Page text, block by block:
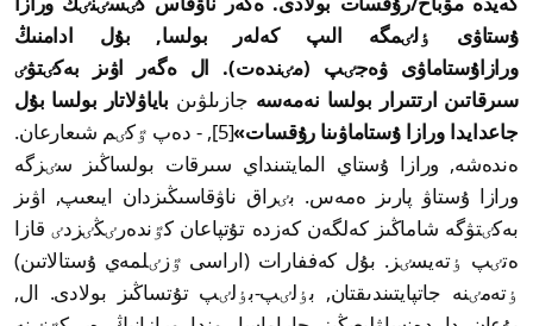
ۇستاۋى ٶلٸمگە الىپ كەلەر بولسا, بۇل ادامنىڭ
ورازاۇستاماۋى ۋەجٸپ (مٸندەت). ال ەگەر اۋىز بەكٸتۋٸ
سىرقاتىن ارتتىرار بولسا نەمەسە جازىلۋىن باياۋلاتار بولسا بۇل
جاعدايدا ورازا ۇستاماۋىنا رۇقسات» [5], - دەپ ٷكٸم شىعارعان.
ەندەشە, ورازا ۇستاي المايتىنداي سىرقات بولساڭىز سٸزگە
ورازا ۇستاۋ پارىز ەمەس. بٸراق ناۋقاسىڭىزدان ايىعىپ, اۋىز
بەكٸتۋگە شاماڭىز كەلگەن كەزدە تۇتپاعان كٷندەرٸڭٸزدٸ قازا
ەتٸپ ٶتەيسٸز. بۇل كەففارات (اراسى ٷزٸلمەي ۇستالاتىن)
ٶتەمٸنە جاتپايتىندىقتان, بٶلٸپ-بٶلٸپ تۇتساڭىز بولادى. ال,